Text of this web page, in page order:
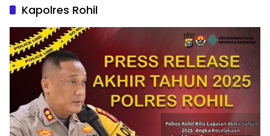
Kapolres Rohil